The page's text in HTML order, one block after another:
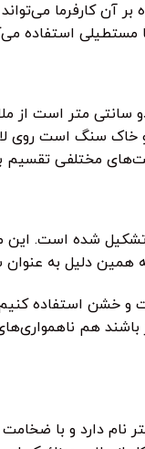
آن کارفرما
مستطیلی استفاده
متر است از
سنگ است روی
مختلفی تقسیم
شده است.
دلیل به
خشن استفاده
باشند هم
نام دارد و با